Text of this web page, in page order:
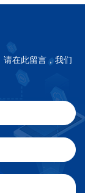
在此留言，我们